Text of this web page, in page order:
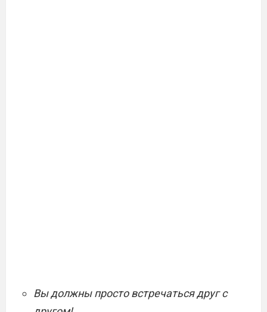
Вы должны просто встречаться друг с